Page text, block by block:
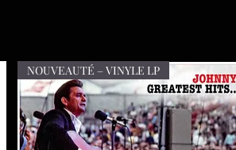
NOUVEAUTÉ – VINYLE LP